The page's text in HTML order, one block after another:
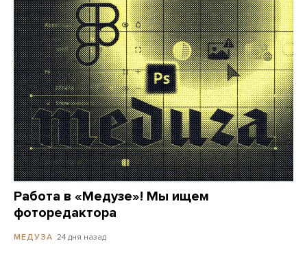
Работа в «Медузе»! Мы ищем
фоторедактора
МЕДУЗА 24 дня назад